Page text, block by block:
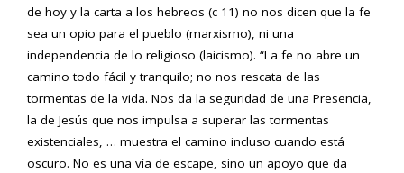
de hoy y la carta a los hebreos (c 11) no nos dicen que la fe
sea un opio para el pueblo (marxismo), ni una
independencia de lo religioso (laicismo). “La fe no abre un
camino todo fácil y tranquilo; no nos rescata de las
tormentas de la vida. Nos da la seguridad de una Presencia,
la de Jesús que nos impulsa a superar las tormentas
existenciales, … muestra el camino incluso cuando está
oscuro. No es una vía de escape, sino un apoyo que da